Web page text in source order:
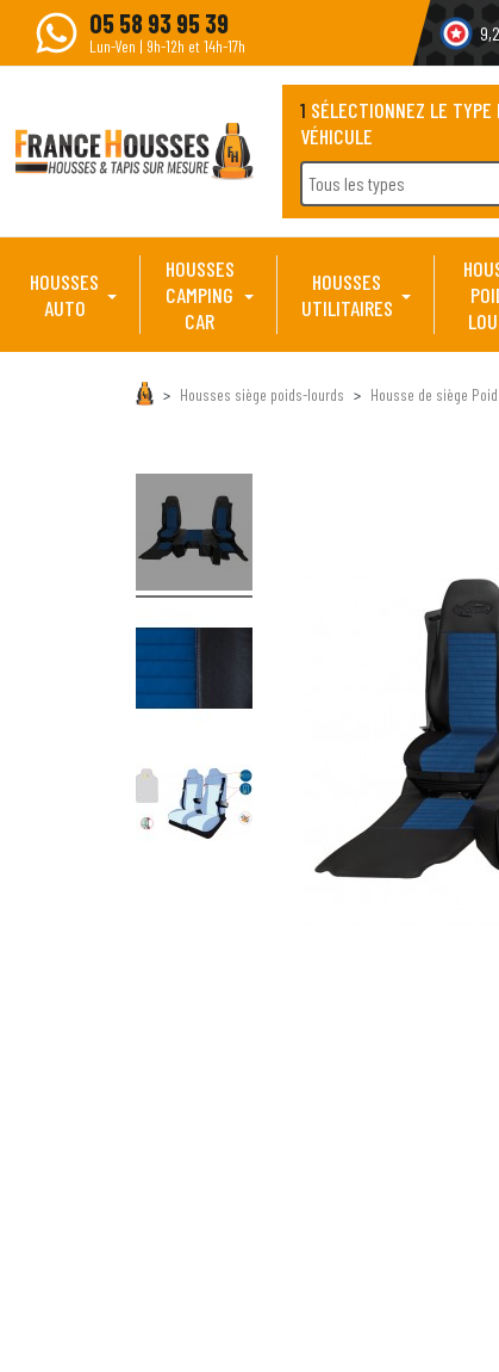
05 58 93 95 39
Lun-Ven | 9h-12h et 14h-17h
1 SÉLECTIONNEZ LE TYPE
VÉHICULE
Tous les types
HOUSSES
AUTO
HOUSSES
CAMPING
CAR
HOUSSES
UTILITAIRES
Housses siège poids-lourds Housse de siège